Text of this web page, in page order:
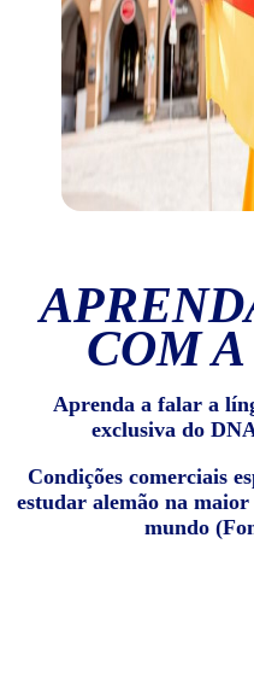
COM
Aprenda a falar a
exclusiva do
Condições comerciais
estudar alemão na
mundo